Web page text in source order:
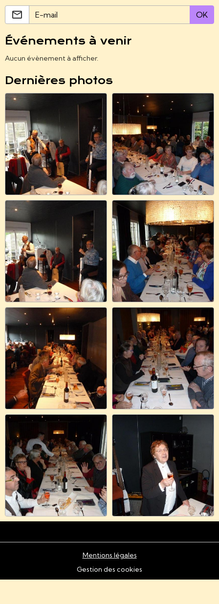
OK
Événements à venir
Aucun évènement à afficher.
Dernières photos
Mentions légales
Gestion des cookies